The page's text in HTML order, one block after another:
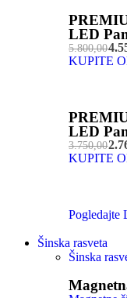
LED
5.800,00
KUPITE
LED
3.750,00
KUPITE
Pogledajte
Šinska rasveta
Šinska